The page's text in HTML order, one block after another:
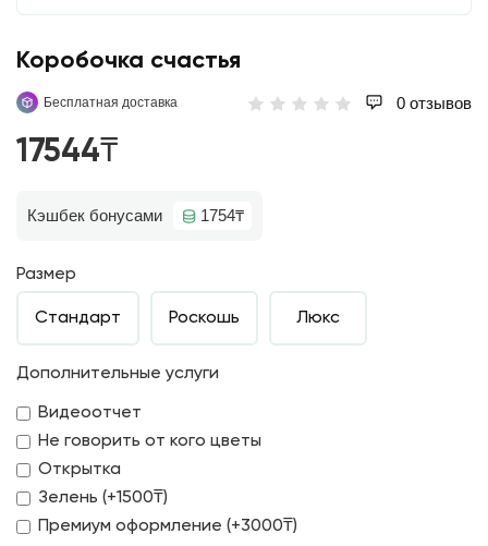
Коробочка счастья
Бесплатная доставка 0 отзывов
17544₸
Кэшбек бонусами 1754₸
Размер
Стандарт Роскошь Люкс
Дополнительные услуги
Видеоотчет
Не говорить от кого цветы
Открытка
Зелень (+1500₸)
Премиум оформление (+3000₸)